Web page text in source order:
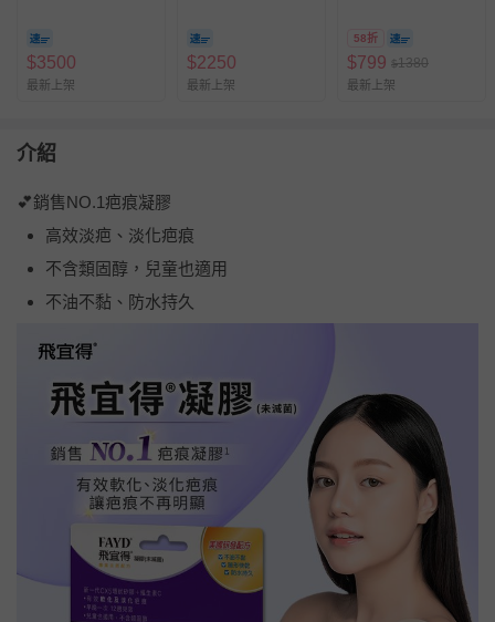
$3500
最新上架
$2250
最新上架
58折
$799 $1380
最新上架
介紹
💕銷售NO.1疤痕凝膠
高效淡疤 、淡化疤痕
不含類固醇，兒童也適用
不油不黏、防水持久